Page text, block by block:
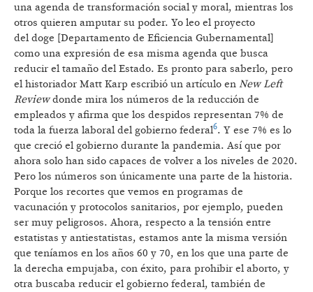
una agenda de transformación social y moral, mientras los
otros quieren amputar su poder. Yo leo el proyecto
del doge [Departamento de Eficiencia Gubernamental]
como una expresión de esa misma agenda que busca
reducir el tamaño del Estado. Es pronto para saberlo, pero
el historiador Matt Karp escribió un artículo en New Left
Reviewdonde mira los números de la reducción de
empleados y afirma que los despidos representan 7% de
toda la fuerza laboral del gobierno federal6. Y ese 7% es lo
que creció el gobierno durante la pandemia. Así que por
ahora solo han sido capaces de volver a los niveles de 2020.
Pero los números son únicamente una parte de la historia.
Porque los recortes que vemos en programas de
vacunación y protocolos sanitarios, por ejemplo, pueden
ser muy peligrosos. Ahora, respecto a la tensión entre
estatistas y antiestatistas, estamos ante la misma versión
que teníamos en los años 60 y 70, en los que una parte de
la derecha empujaba, con éxito, para prohibir el aborto, y
otra buscaba reducir el gobierno federal, también de